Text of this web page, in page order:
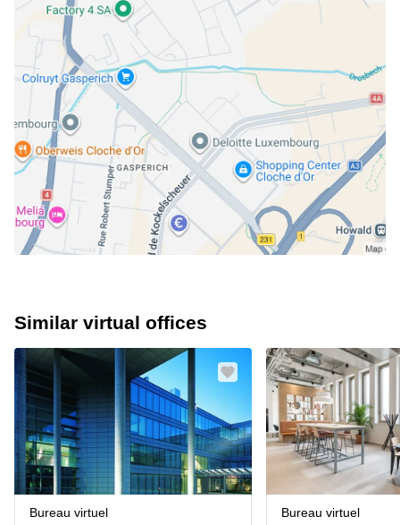
Similar virtual offices
Bureau virtuel Bureau virtuel